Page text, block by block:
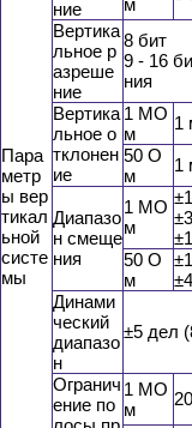
Пара
метр
ы вер
тикал
ьной
систе
мы
ние
м
Вертика
льное р
азреше
ние
8 бит
9 - 16
ния
Вертика
льное о
тклонен
ие
1 МО
м
1
50 О
м
1
Диапазо
н смеще
ния
1 МО
м
50 О
м
Динами
ческий
диапазо
н
±5 дел
Огранич
ение по
1 МО
м